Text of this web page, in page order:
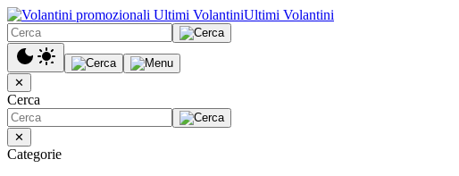
Ultimi Volantini
✕
Cerca
✕
Categorie